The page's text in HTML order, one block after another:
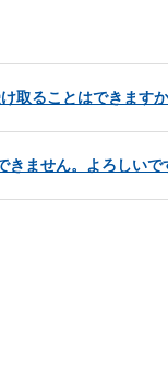
取ることはできます
ません。よろしいで